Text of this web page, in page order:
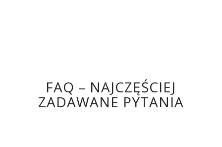
FAQ – NAJCZĘŚCIEJ
ZADAWANE PYTANIA